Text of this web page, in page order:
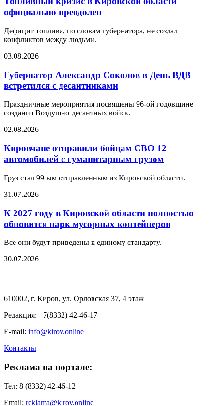
официально преодолен
Дефицит топлива, по словам губернатора, не создал
конфликтов между людьми.
03.08.2026
Губернатор Александр Соколов в День ВДВ
встретился с десантниками
Праздничные мероприятия посвящены 96-ой годовщине
создания Воздушно-десантных войск.
02.08.2026
Кировчане отправили бойцам СВО 12
автомобилей с гуманитарным грузом
Груз стал 99-ым отправленным из Кировской области.
31.07.2026
К 2027 году в Кировской области полностью
обновится парк мусорных контейнеров
Все они будут приведены к единому стандарту.
30.07.2026
610002, г. Киров, ул. Орловская 37, 4 этаж
Редакция: +7(8332) 42-46-17
E-mail: info@kirov.online
Контакты
Реклама на портале:
Тел: 8 (8332) 42-46-12
Email: reklama@kirov.online